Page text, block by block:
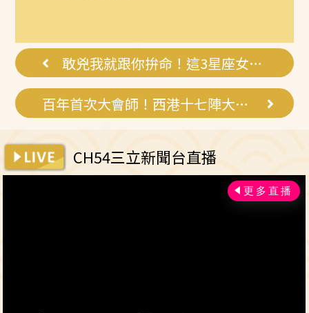
敢兇我就跟你拚命！這3星座女只能哄
百年首次大會師！西港十七陣大展武藝
CH54三立新聞台直播